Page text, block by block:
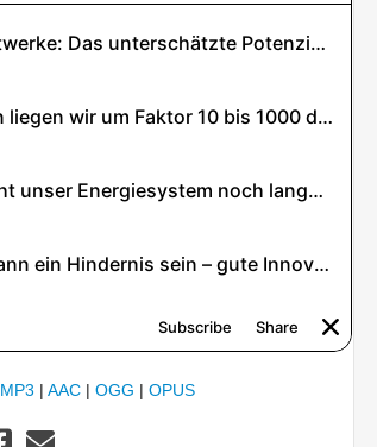
MP3 | AAC | OGG | OPUS